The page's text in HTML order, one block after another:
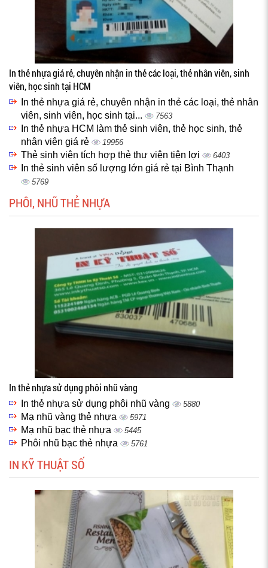
In thẻ nhựa giá rẻ, chuyên nhận in thẻ các loại, thẻ nhân viên, sinh
viên, học sinh tại HCM
In thẻ nhựa giá rẻ, chuyên nhận in thẻ các loại, thẻ nhân
viên, sinh viên, học sinh tại...
7563
In thẻ nhựa HCM làm thẻ sinh viên, thẻ học sinh, thẻ
nhân viên giá rẻ
19956
Thẻ sinh viên tích hợp thẻ thư viện tiện lợi 6403
In thẻ sinh viên số lượng lớn giá rẻ tại Bình Thạnh
5769
PHÔI, NHŨ THẺ NHỰA
In thẻ nhựa sử dụng phôi nhũ vàng
In thẻ nhựa sử dụng phôi nhũ vàng 5880
Mạ nhũ vàng thẻ nhựa 5971
Mạ nhũ bạc thẻ nhựa 5445
Phôi nhũ bạc thẻ nhựa 5761
IN KỸ THUẬT SỐ